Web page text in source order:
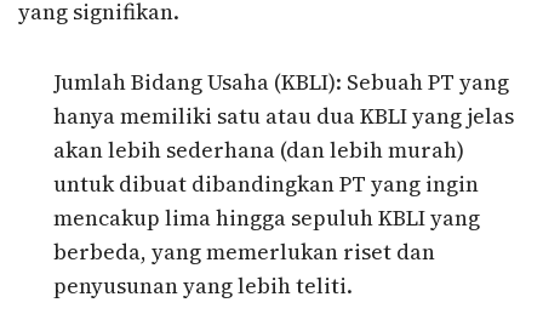
yang signifikan.
Jumlah Bidang Usaha (KBLI): Sebuah PT yang
hanya memiliki satu atau dua KBLI yang jelas
akan lebih sederhana (dan lebih murah)
untuk dibuat dibandingkan PT yang ingin
mencakup lima hingga sepuluh KBLI yang
berbeda, yang memerlukan riset dan
penyusunan yang lebih teliti.